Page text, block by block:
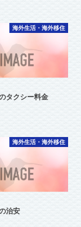
海外生活・海外移住
タクシー料金
海外生活・海外移住
治安